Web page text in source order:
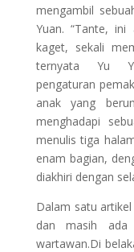
mengambil
Yuan. “Tante, ini
kaget, sekali
ternyata Yu
pengaturan
anak yang
menghadapi
menulis tiga
enam bagian,
diakhiri dengan
Dalam satu
dan masih ada
wartawan.Di